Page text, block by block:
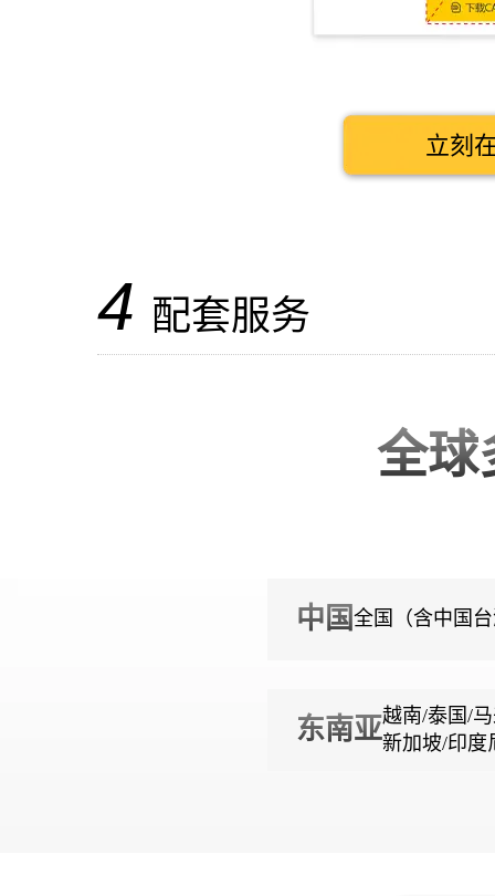
立刻
4 配套服务
全球
中国全国（含中国
东南亚越南/泰国/
新加坡/印度